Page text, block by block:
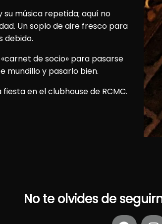
su música repetida; aquí no
Un soplo de aire fresco para
debido.
de socio» para pasarse
mundillo y pasarlo bien.
en el clubhouse de RCMC.
No te olvides de